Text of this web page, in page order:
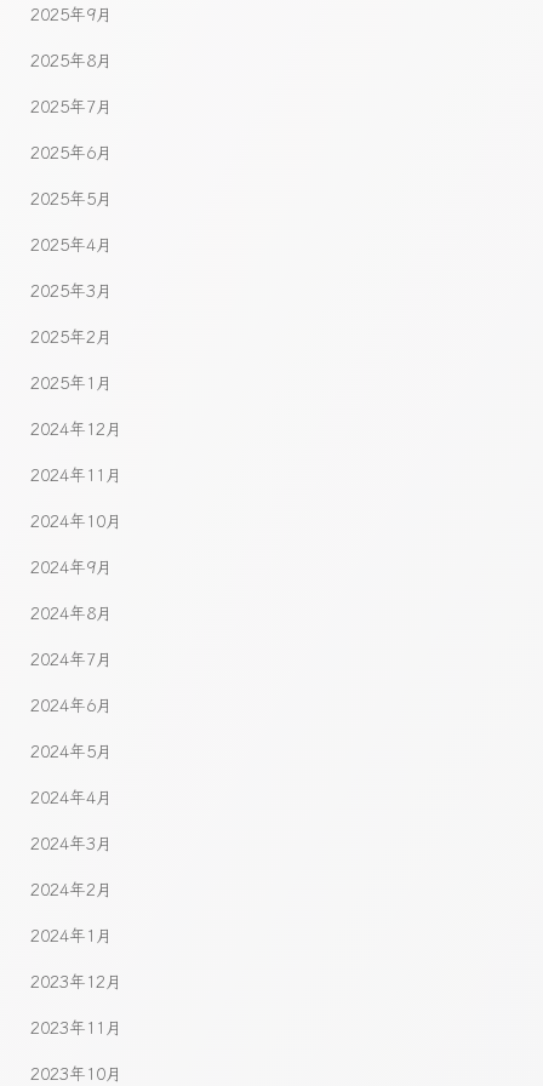
2025年9月
2025年8月
2025年7月
2025年6月
2025年5月
2025年4月
2025年3月
2025年2月
2025年1月
2024年12月
2024年11月
2024年10月
2024年9月
2024年8月
2024年7月
2024年6月
2024年5月
2024年4月
2024年3月
2024年2月
2024年1月
2023年12月
2023年11月
2023年10月